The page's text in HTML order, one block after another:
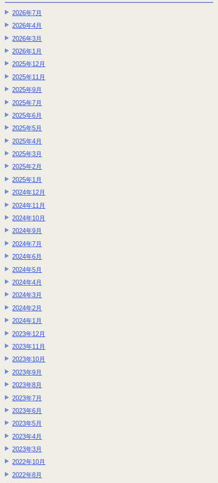
2026年7月
2026年4月
2026年3月
2026年1月
2025年12月
2025年11月
2025年9月
2025年7月
2025年6月
2025年5月
2025年4月
2025年3月
2025年2月
2025年1月
2024年12月
2024年11月
2024年10月
2024年9月
2024年7月
2024年6月
2024年5月
2024年4月
2024年3月
2024年2月
2024年1月
2023年12月
2023年11月
2023年10月
2023年9月
2023年8月
2023年7月
2023年6月
2023年5月
2023年4月
2023年3月
2022年10月
2022年8月